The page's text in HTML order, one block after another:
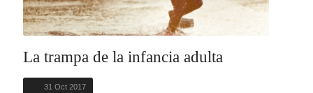
La trampa de la infancia adulta
31 Oct 2017